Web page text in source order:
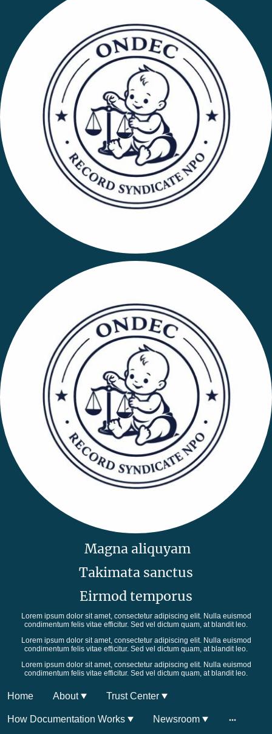
Magna aliquyam
Takimata sanctus
Eirmod temporus
Lorem ipsum dolor sit amet, consectetur adipiscing elit. Nulla euismod
condimentum felis vitae efficitur. Sed vel dictum quam, at blandit leo.
Lorem ipsum dolor sit amet, consectetur adipiscing elit. Nulla euismod
condimentum felis vitae efficitur. Sed vel dictum quam, at blandit leo.
Lorem ipsum dolor sit amet, consectetur adipiscing elit. Nulla euismod
condimentum felis vitae efficitur. Sed vel dictum quam, at blandit leo.
Home About Trust Center
How Documentation Works Newsroom